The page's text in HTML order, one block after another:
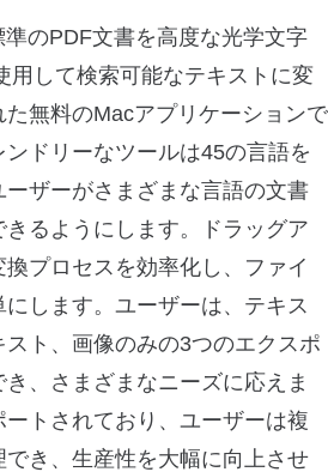
のPDF文書を高度な光学文字
用して検索可能なテキストに変
無料のMacアプリケーションで
ドリーなツールは45の言語を
ザーがさまざまな言語の文書
るようにします。ドラッグア
プロセスを効率化し、ファイ
します。ユーザーは、テキス
スト、画像のみの3つのエクスポ
、さまざまなニーズに応えま
トされており、ユーザーは複
き、生産性を大幅に向上させ